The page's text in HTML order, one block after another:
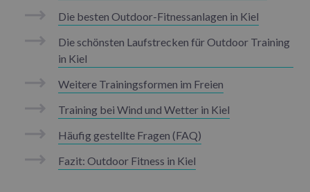
Die besten Outdoor-Fitnessanlagen in Kiel
Die schönsten Laufstrecken für Outdoor Training
in Kiel
Weitere Trainingsformen im Freien
Training bei Wind und Wetter in Kiel
Häufig gestellte Fragen (FAQ)
Fazit: Outdoor Fitness in Kiel